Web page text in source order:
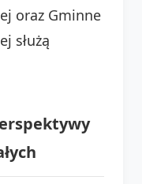
oraz Gminne
służą